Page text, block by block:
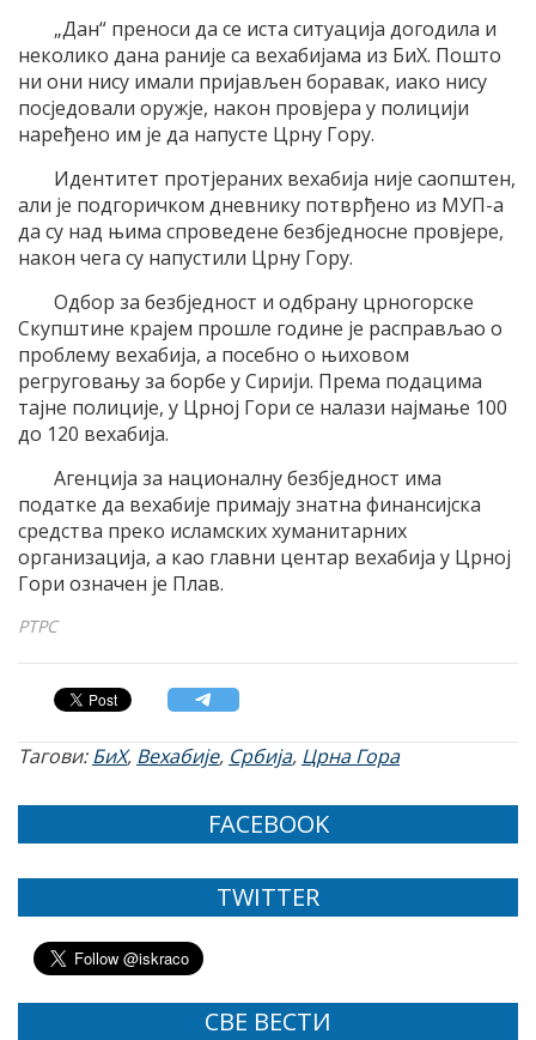
„Дан“ преноси да се иста ситуација догодила и
неколико дана раније са вехабијама из БиХ. Пошто
ни они нису имали пријављен боравак, иако нису
посједовали оружје, након провјера у полицији
наређено им је да напусте Црну Гору.
Идентитет протјераних вехабија није саопштен,
али је подгоричком дневнику потврђено из МУП-а
да су над њима спроведене безбједносне провјере,
након чега су напустили Црну Гору.
Одбор за безбједност и одбрану црногорске
Скупштине крајем прошле године је расправљао о
проблему вехабија, а посебно о њиховом
регруговању за борбе у Сирији. Према подацима
тајне полиције, у Црној Гори се налази најмање 100
до 120 вехабија.
Агенција за националну безбједност има
податке да вехабије примају знатна финансијска
средства преко исламских хуманитарних
организација, а као главни центар вехабија у Црној
Гори означен је Плав.
РТРС
Тагови:БиХ, Вехабије, Србија, Црна Гора
FACEBOOK
TWITTER
СВЕ ВЕСТИ